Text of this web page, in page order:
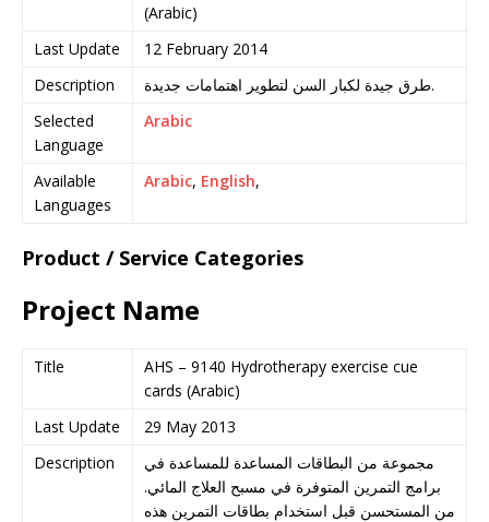
(Arabic)
Last Update
12 February 2014
Description
طرق جيدة لكبار السن لتطوير اهتمامات جديدة.
Selected
Language
Arabic
Available
Languages
Arabic, English,
Product / Service Categories
Project Name
Title
AHS – 9140 Hydrotherapy exercise cue
cards (Arabic)
Last Update
29 May 2013
Description
مجموعة من البطاقات المساعدة للمساعدة في
برامج التمرين المتوفرة في مسبح العلاج المائي.
من المستحسن قبل استخدام بطاقات التمرين هذه